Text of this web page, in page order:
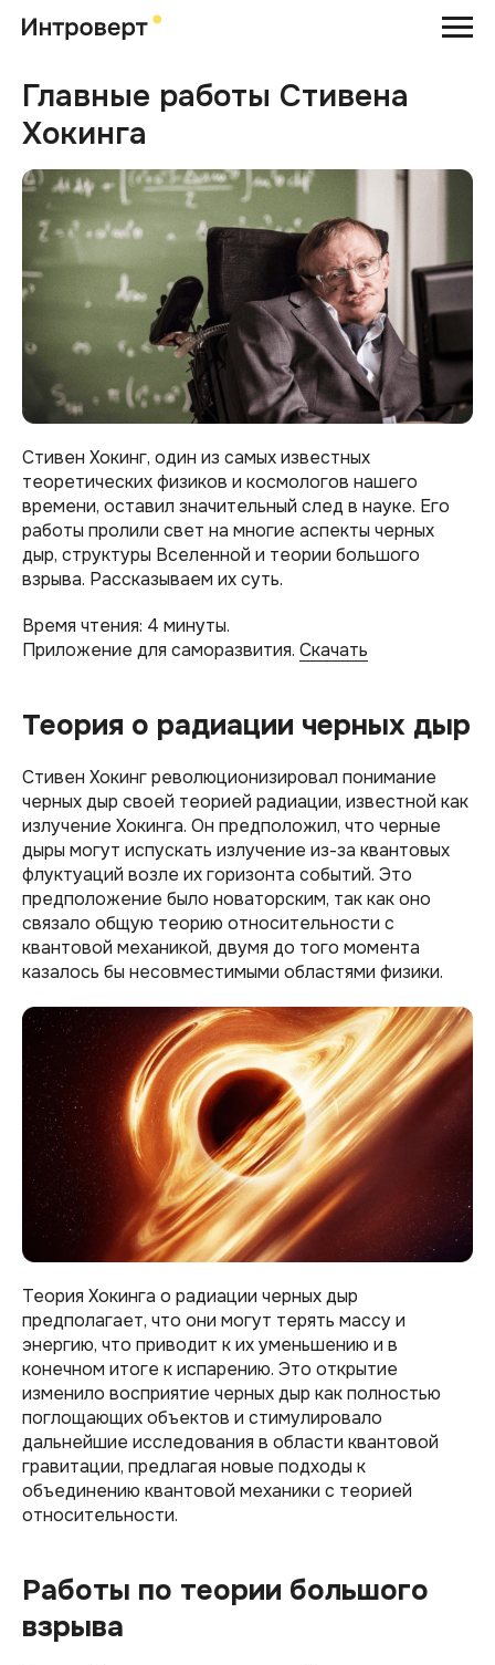
Главные работы Стивена
Хокинга
Стивен Хокинг, один из самых известных
теоретических физиков и космологов нашего
времени, оставил значительный след в науке. Его
работы пролили свет на многие аспекты черных
дыр, структуры Вселенной и теории большого
взрыва. Рассказываем их суть.
Время чтения: 4 минуты.
Приложение для саморазвития. Скачать
Теория о радиации черных дыр
Стивен Хокинг революционизировал понимание
черных дыр своей теорией радиации, известной как
излучение Хокинга. Он предположил, что черные
дыры могут испускать излучение из-за квантовых
флуктуаций возле их горизонта событий. Это
предположение было новаторским, так как оно
связало общую теорию относительности с
квантовой механикой, двумя до того момента
казалось бы несовместимыми областями физики.
Теория Хокинга о радиации черных дыр
предполагает, что они могут терять массу и
энергию, что приводит к их уменьшению и в
конечном итоге к испарению. Это открытие
изменило восприятие черных дыр как полностью
поглощающих объектов и стимулировало
дальнейшие исследования в области квантовой
гравитации, предлагая новые подходы к
объединению квантовой механики с теорией
относительности.
Работы по теории большого
взрыва